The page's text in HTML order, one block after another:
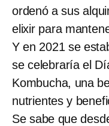
ordenó a sus
elixir para
Y en 2021 se
se celebraría el
Kombucha, una
nutrientes y
Se sabe que